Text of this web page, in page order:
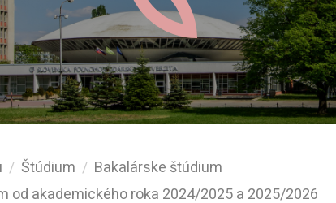
Štúdium
Bakalárske štúdium
od akademického roka 2024/2025 a 2025/2026